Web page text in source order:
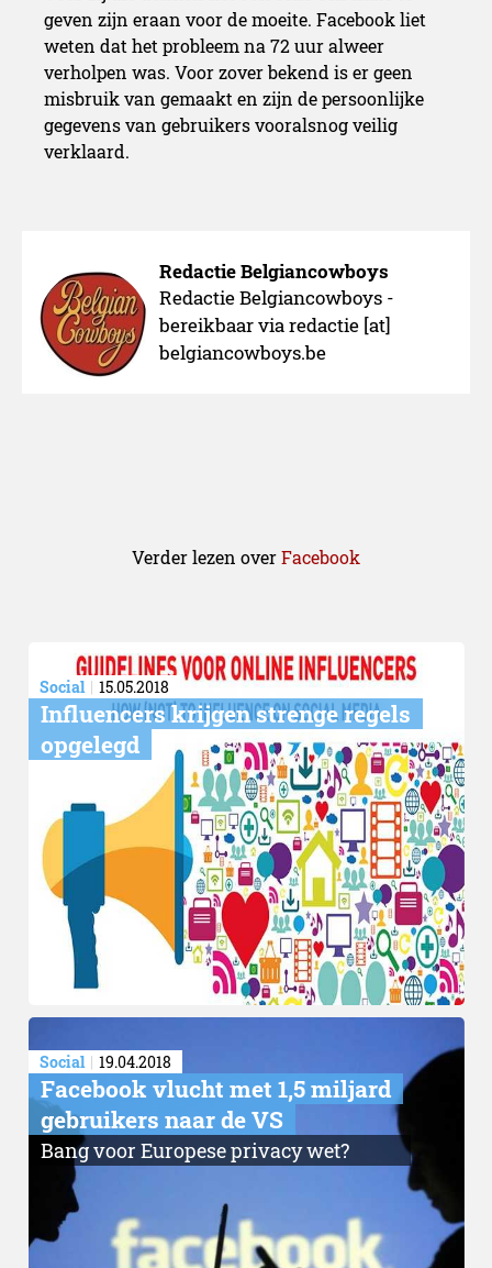
geven zijn eraan voor de moeite. Facebook liet
weten dat het probleem na 72 uur alweer
verholpen was. Voor zover bekend is er geen
misbruik van gemaakt en zijn de persoonlijke
gegevens van gebruikers vooralsnog veilig
verklaard.
Redactie Belgiancowboys
Redactie Belgiancowboys -
bereikbaar via redactie [at]
belgiancowboys.be
Verder lezen overFacebook
Social 15.05.2018
Influencers krijgen strenge regels
opgelegd
Social 19.04.2018
Facebook vlucht met 1,5 miljard
gebruikers naar de VS
Bang voor Europese privacy wet?